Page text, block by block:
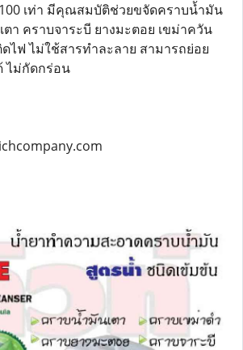
100 เท่า มีคุณสมบัติช่วยขจัดคราบน้ำมัน
า คราบจาระบี ยางมะตอย เขม่าควัน
ไฟ ไม่ใช้สารทำละลาย สามารถย่อย
ไม่กัดกร่อน